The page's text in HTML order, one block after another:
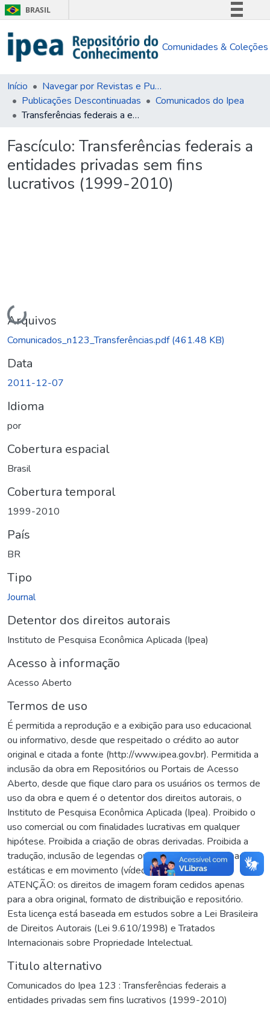
BRASIL
Comunica BR
Legislação
Comunidades & Coleções
Início
Navegar por Revistas e Publicações Seriadas
Publicações Descontinuadas
Comunicados do Ipea
Transferências federais a entidades privadas sem fins lucrativos (1999-2010)
Fascículo: Transferências federais a
entidades privadas sem fins
lucrativos (1999-2010)
Carregando...
Arquivos
Comunicados_n123_Transferências.pdf(461.48 KB)
Data
2011-12-07
Idioma
por
Cobertura espacial
Brasil
Cobertura temporal
1999-2010
País
BR
Tipo
Journal
Detentor dos direitos autorais
Instituto de Pesquisa Econômica Aplicada (Ipea)
Acesso à informação
Acesso Aberto
Termos de uso
É permitida a reprodução e a exibição para uso educacional
ou informativo, desde que respeitado o crédito ao autor
original e citada a fonte (http://www.ipea.gov.br). Permitida a
inclusão da obra em Repositórios ou Portais de Acesso
Aberto, desde que fique claro para os usuários os termos de
uso da obra e quem é o detentor dos direitos autorais, o
Instituto de Pesquisa Econômica Aplicada (Ipea). Proibido o
uso comercial ou com finalidades lucrativas em qualquer
hipótese. Proibida a criação de obras derivadas. Proibida a
tradução, inclusão de legendas ou voz humana. Para imagens
estáticas e em movimento (vídeos e audiovisuais),
ATENÇÃO: os direitos de imagem foram cedidos apenas
para a obra original, formato de distribuição e repositório.
Esta licença está baseada em estudos sobre a Lei Brasileira
de Direitos Autorais (Lei 9.610/1998) e Tratados
Internacionais sobre Propriedade Intelectual.
Titulo alternativo
Comunicados do Ipea 123 : Transferências federais a
entidades privadas sem fins lucrativos (1999-2010)